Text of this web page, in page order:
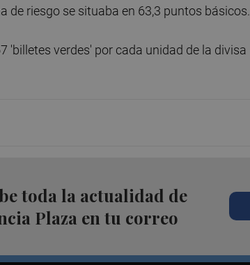
de riesgo se situaba en 63,3 puntos básicos.
'billetes verdes' por cada unidad de la divisa
toda la actualidad de
Plaza en tu correo